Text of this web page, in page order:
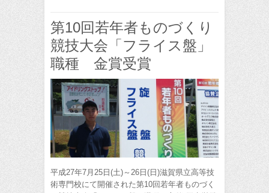
第10回若年者ものづくり
競技大会「フライス盤」
職種 金賞受賞
平成27年7月25日(土)～26日(日)滋賀県立高等技
術専門校にて開催された第10回若年者ものづく